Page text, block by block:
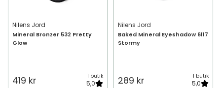
Nilens Jord
Mineral Bronzer 532 Pretty
Glow
419 kr 1 butik
5,0
Nilens Jord
Baked Mineral Eyeshadow 6117
Stormy
289 kr 1 butik
5,0